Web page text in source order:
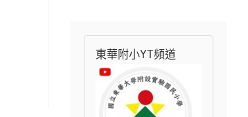
東華附小YT頻道